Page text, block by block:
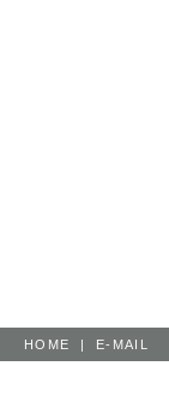
HOME | E-MAIL